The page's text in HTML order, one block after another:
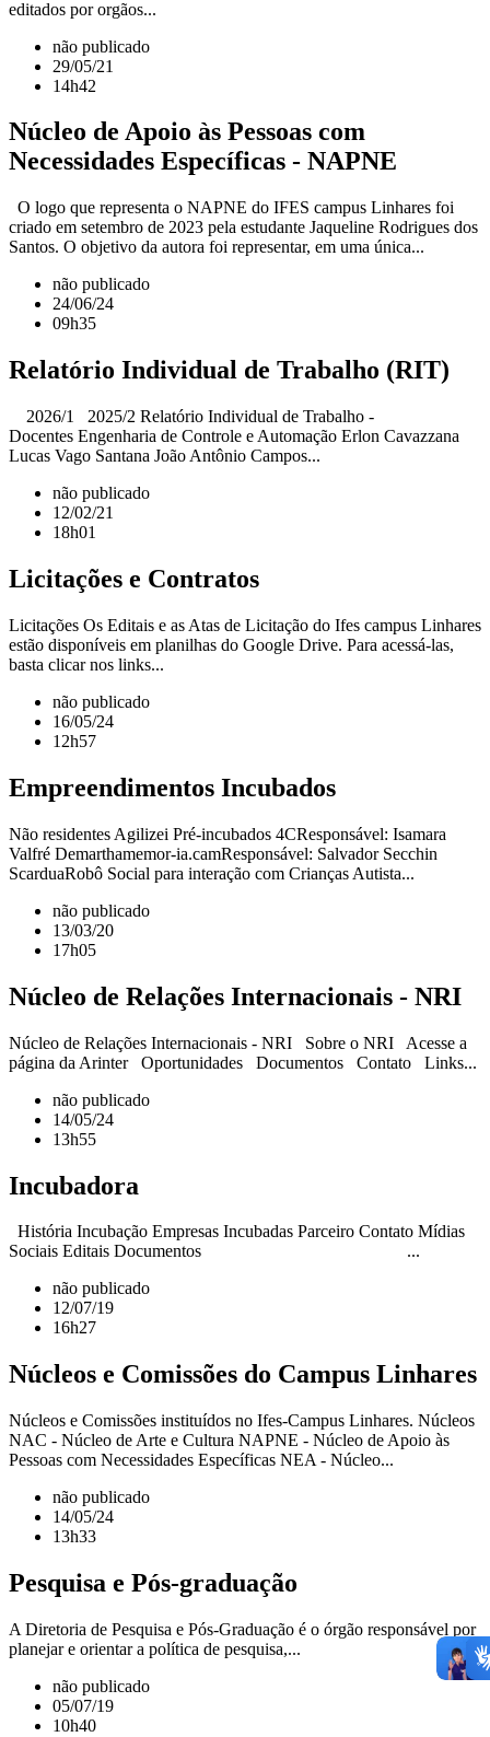
editados por orgãos...
não publicado
29/05/21
14h42
Núcleo de Apoio às Pessoas com
Necessidades Específicas - NAPNE
O logo que representa o NAPNE do IFES campus Linhares foi
criado em setembro de 2023 pela estudante Jaqueline Rodrigues dos
Santos. O objetivo da autora foi representar, em uma única...
não publicado
24/06/24
09h35
Relatório Individual de Trabalho (RIT)
2026/1 2025/2 Relatório Individual de Trabalho -
Docentes Engenharia de Controle e Automação Erlon Cavazzana
Lucas Vago Santana João Antônio Campos...
não publicado
12/02/21
18h01
Licitações e Contratos
Licitações Os Editais e as Atas de Licitação do Ifes campus Linhares
estão disponíveis em planilhas do Google Drive. Para acessá-las,
basta clicar nos links...
não publicado
16/05/24
12h57
Empreendimentos Incubados
Não residentes Agilizei Pré-incubados 4CResponsável: Isamara
Valfré Demarthamemor-ia.camResponsável: Salvador Secchin
ScarduaRobô Social para interação com Crianças Autista...
não publicado
13/03/20
17h05
Núcleo de Relações Internacionais - NRI
Núcleo de Relações Internacionais - NRI Sobre o NRI Acesse a
página da Arinter Oportunidades Documentos Contato Links...
não publicado
14/05/24
13h55
Incubadora
História Incubação Empresas Incubadas Parceiro Contato Mídias
Sociais Editais Documentos ...
não publicado
12/07/19
16h27
Núcleos e Comissões do Campus Linhares
Núcleos e Comissões instituídos no Ifes-Campus Linhares. Núcleos
NAC - Núcleo de Arte e Cultura NAPNE - Núcleo de Apoio às
Pessoas com Necessidades Específicas NEA - Núcleo...
não publicado
14/05/24
13h33
Pesquisa e Pós-graduação
A Diretoria de Pesquisa e Pós-Graduação é o órgão responsável por
planejar e orientar a política de pesquisa,...
não publicado
05/07/19
10h40